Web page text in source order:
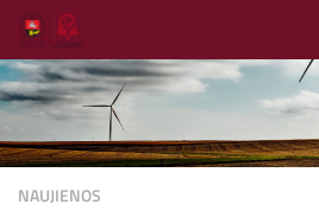
Skip to content
NAUJIENOS